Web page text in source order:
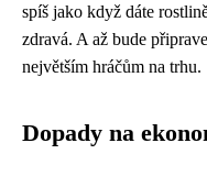
spíš jako když dáte
zdravá. A až bude
největším hráčům na trhu.
Dopady na